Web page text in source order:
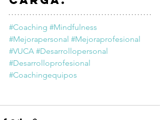
#Coaching #Mindfulness
#Mejorapersonal #Mejoraprofesional
#VUCA #Desarrollopersonal
#Desarrolloprofesional
#Coachingequipos